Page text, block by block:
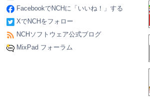
FacebookでNCHに「いいね！」する
XでNCHをフォロー
NCHソフトウェア公式ブログ
MixPad フォーラム